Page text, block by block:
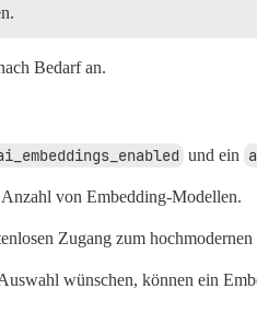
Bedarf an.
und ein
von Embedding-Modellen.
Zugang zum hochmodernen
wünschen, können ein